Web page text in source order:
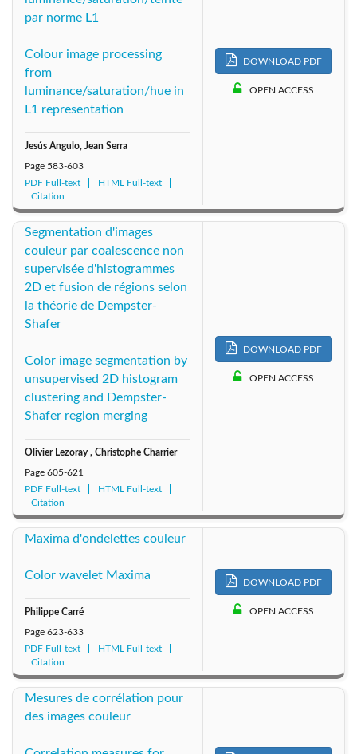
2002: Vol. 19 2001: Vol. 18
1990: Vol. 7
par norme L1
Colour image processing
from
luminance/saturation/hue in
L1 representation
Jesús Angulo, Jean Serra
Page 583-603
PDF Full-text
HTML Full-text
Citation
DOWNLOAD PDF
OPEN ACCESS
Segmentation d'images
couleur par coalescence non
supervisée d'histogrammes
2D et fusion de régions selon
la théorie de Dempster-
Shafer
Color image segmentation by
unsupervised 2D histogram
clustering and Dempster-
Shafer region merging
Olivier Lezoray , Christophe Charrier
Page 605-621
PDF Full-text
HTML Full-text
Citation
DOWNLOAD PDF
OPEN ACCESS
Maxima d'ondelettes couleur
Color wavelet Maxima
Philippe Carré
Page 623-633
PDF Full-text
HTML Full-text
Citation
DOWNLOAD PDF
OPEN ACCESS
Mesures de corrélation pour
des images couleur